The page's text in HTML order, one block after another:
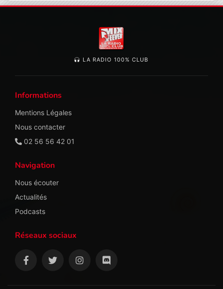
LA RADIO 100% CLUB
Informations
Mentions Légales
Nous contacter
02 56 56 42 01
Navigation
Nous écouter
Actualités
Podcasts
Réseaux sociaux